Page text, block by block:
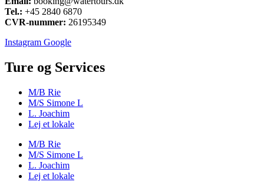
Tel.: +45 2840 6870
CVR-nummer: 26195349
Instagram Google
Ture og Services
M/B Rie
M/S Simone L
L. Joachim
Lej et lokale
M/B Rie
M/S Simone L
L. Joachim
Lej et lokale